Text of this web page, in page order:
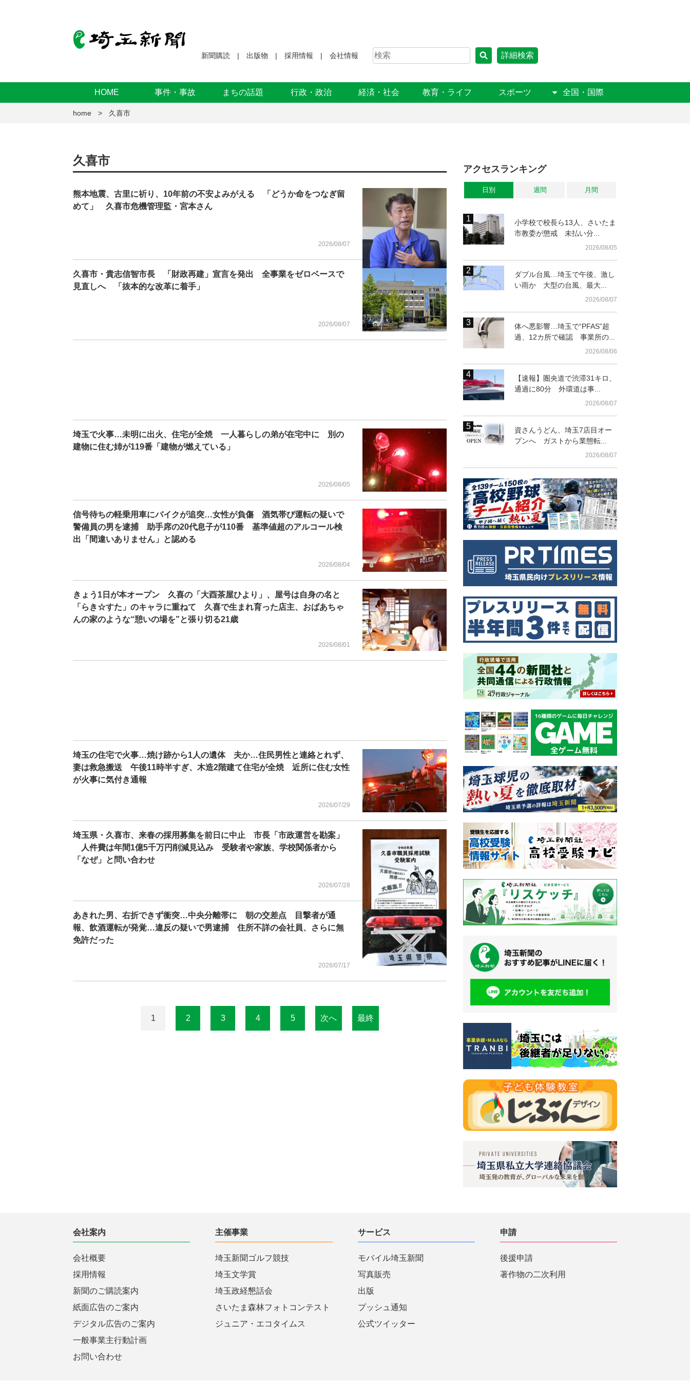
新聞購読 出版物 採用情報 会社情報 詳細検索
HOME 事件・事故 まちの話題 行政・政治 経済・社会 教育・ライフ スポーツ 全国・国際
home 久喜市
久喜市
熊本地震、古里に祈り、10年前の不安よみがえる 「どうか命をつなぎ留
めて」 久喜市危機管理監・宮本さん
2026/08/07
久喜市・貴志信智市長 「財政再建」宣言を発出 全事業をゼロベースで
見直しへ 「抜本的な改革に着手」
2026/08/07
埼玉で火事…未明に出火、住宅が全焼 一人暮らしの弟が在宅中に 別の
建物に住む姉が119番「建物が燃えている」
2026/08/05
信号待ちの軽乗用車にバイクが追突…女性が負傷 酒気帯び運転の疑いで
警備員の男を逮捕 助手席の20代息子が110番 基準値超のアルコール検
出「間違いありません」と認める
2026/08/04
きょう1日が本オープン 久喜の「大酉茶屋ひより」、屋号は自身の名と
「らき☆すた」のキャラに重ねて 久喜で生まれ育った店主、おばあちゃ
んの家のような“憩いの場を”と張り切る21歳
2026/08/01
埼玉の住宅で火事…焼け跡から1人の遺体 夫か…住民男性と連絡とれず、
妻は救急搬送 午後11時半すぎ、木造2階建て住宅が全焼 近所に住む女性
が火事に気付き通報
2026/07/29
埼玉県・久喜市、来春の採用募集を前日に中止 市長「市政運営を勘案」
人件費は年間1億5千万円削減見込み 受験者や家族、学校関係者から
「なぜ」と問い合わせ
2026/07/28
あきれた男、右折できず衝突…中央分離帯に 朝の交差点 目撃者が通
報、飲酒運転が発覚…違反の疑いで男逮捕 住所不詳の会社員、さらに無
免許だった
2026/07/17
1 2 3 4 5 次へ 最終
アクセスランキング
日別 週間 月間
小学校で校長ら13人、さいたま
市教委が懲戒 未払い分...
2026/08/05
ダブル台風…埼玉で午後、激し
い雨か 大型の台風、最大...
2026/08/07
体へ悪影響…埼玉で“PFAS”超
過、12カ所で確認 事業所の...
2026/08/06
【速報】圏央道で渋滞31キロ、
通過に80分 外環道は事...
2026/08/07
資さんうどん、埼玉7店目オー
プンへ ガストから業態転...
2026/08/07
会社案内
会社概要
採用情報
新聞のご購読案内
紙面広告のご案内
デジタル広告のご案内
一般事業主行動計画
お問い合わせ
主催事業
埼玉新聞ゴルフ競技
埼玉文学賞
埼玉政経懇話会
さいたま森林フォトコンテスト
ジュニア・エコタイムス
サービス
モバイル埼玉新聞
写真販売
出版
プッシュ通知
公式ツイッター
申請
後援申請
著作物の二次利用